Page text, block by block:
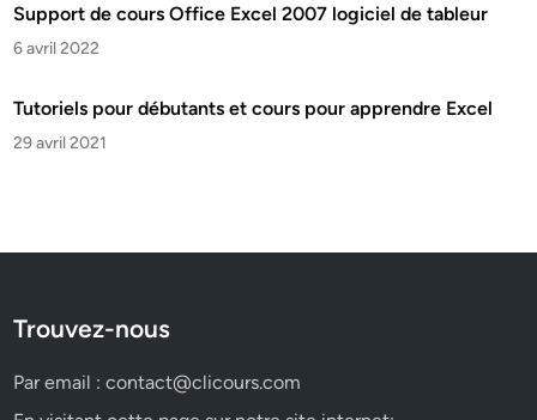
Support de cours Office Excel 2007 logiciel de tableur
6 avril 2022
Tutoriels pour débutants et cours pour apprendre Excel
29 avril 2021
Trouvez-nous
Par email :contact@clicours.com